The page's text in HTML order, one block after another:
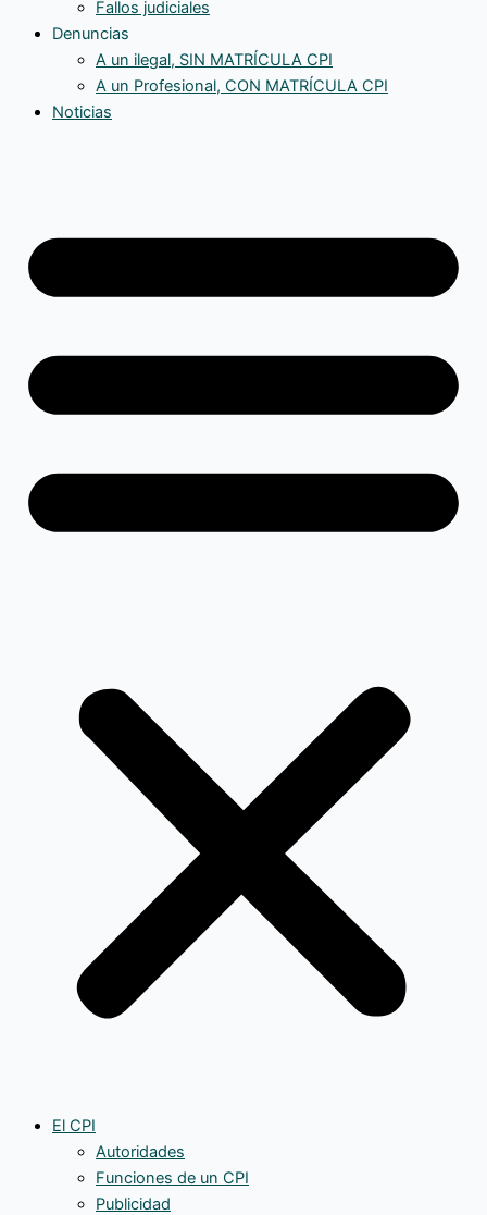
Fallos judiciales
Denuncias
A un ilegal, SIN MATRÍCULA CPI
A un Profesional, CON MATRÍCULA CPI
Noticias
El CPI
Autoridades
Funciones de un CPI
Publicidad